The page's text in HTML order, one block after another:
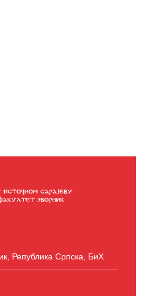
Република Српска, БиХ